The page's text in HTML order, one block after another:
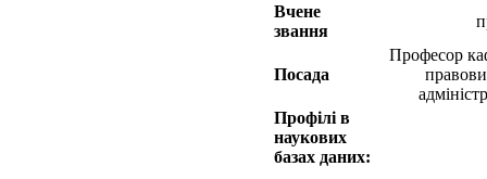
Вчене
звання
Посада
Професор
Профілі в
наукових
базах даних: